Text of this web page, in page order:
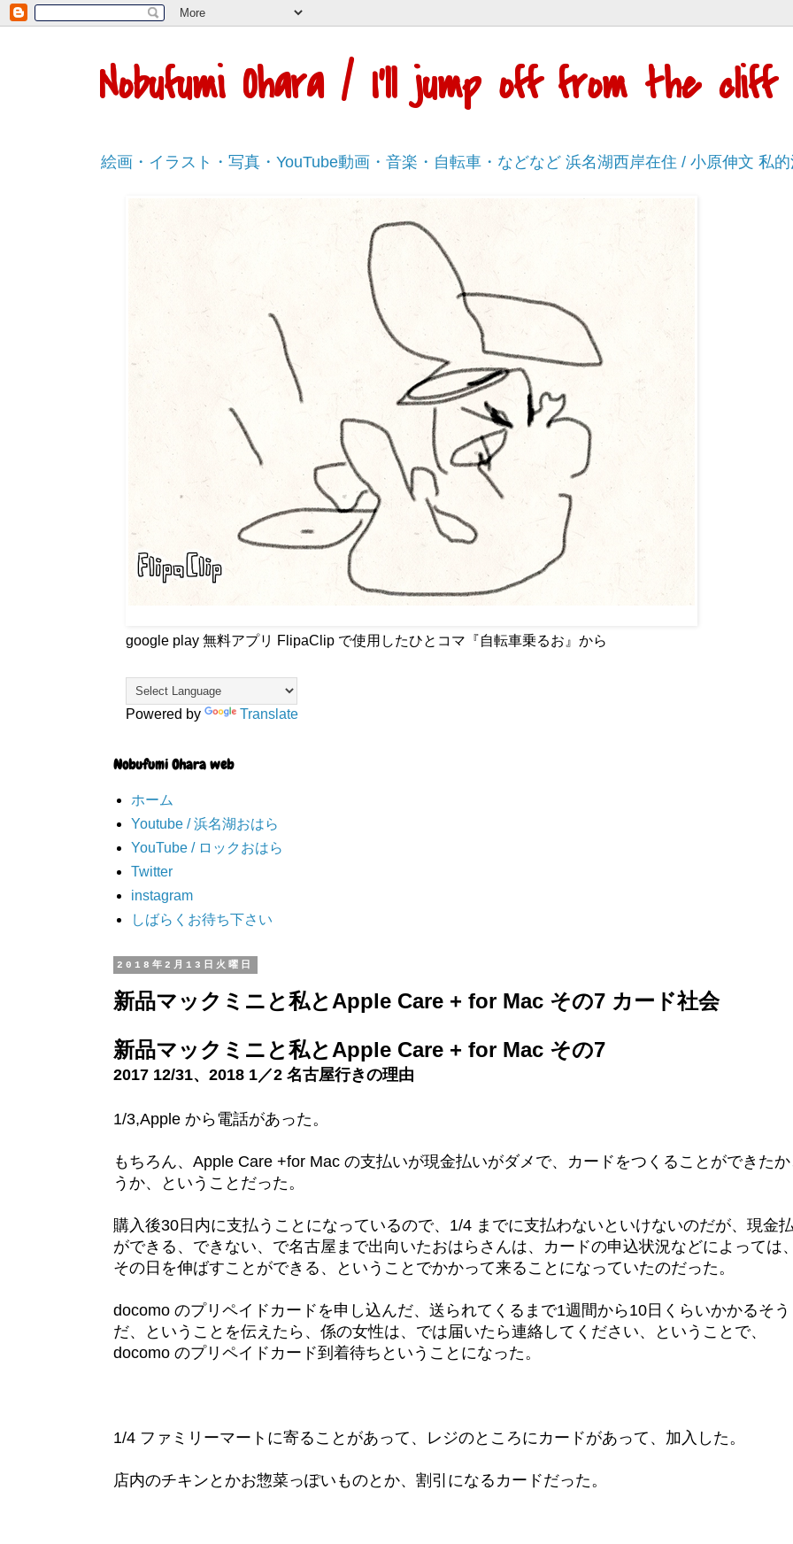
Nobufumi Ohara / I'll jump off from the
絵画・イラスト・写真・YouTube動画・音楽・自転車・などなど 浜名湖西岸在住 / 小原伸文 私
google play 無料アプリ FlipaClip で使用したひとコマ『自転車乗るお』から
Powered by Translate
Nobufumi Ohara web
ホーム
Youtube / 浜名湖おはら
YouTube / ロックおはら
Twitter
instagram
しばらくお待ち下さい
2018年2月13日火曜日
新品マックミニと私とApple Care + for Mac その7 カード社会
新品マックミニと私とApple Care + for Mac その7
2017 12/31、2018 1／2 名古屋行きの理由
1/3,Apple から電話があった。
もちろん、Apple Care +for Mac の支払いが現金払いがダメで、カードをつくることができた
うか、ということだった。
購入後30日内に支払うことになっているので、1/4 までに支払わないといけないのだが、現金
ができる、できない、で名古屋まで出向いたおはらさんは、カードの申込状況などによっては
その日を伸ばすことができる、ということでかかって来ることになっていたのだった。
docomo のプリペイドカードを申し込んだ、送られてくるまで1週間から10日くらいかかるそう
だ、ということを伝えたら、係の女性は、では届いたら連絡してください、ということで、
docomo のプリペイドカード到着待ちということになった。
1/4 ファミリーマートに寄ることがあって、レジのところにカードがあって、加入した。
店内のチキンとかお惣菜っぽいものとか、割引になるカードだった。